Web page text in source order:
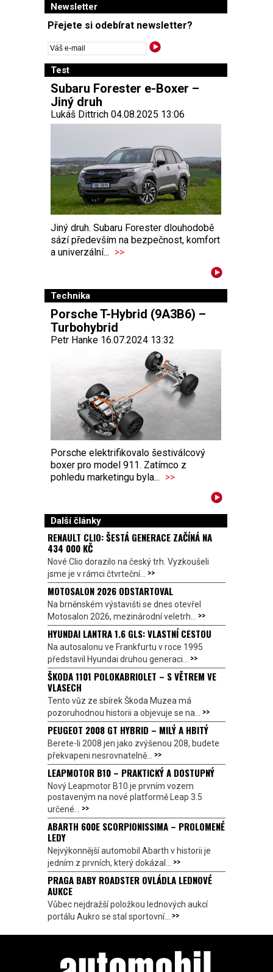
Newsletter
Přejete si odebírat newsletter?
Test
Subaru Forester e-Boxer –
Jiný druh
Lukáš Dittrich 04.08.2025 13:06
Jiný druh. Subaru Forester dlouhodobě
sází především na bezpečnost, komfort
a univerzální... >>
Technika
Porsche T-Hybrid (9A3B6) –
Turbohybrid
Petr Hanke 16.07.2024 13:32
Porsche elektrifikovalo šestiválcový
boxer pro model 911. Zatímco z
pohledu marketingu byla... >>
Další články
RENAULT CLIO: ŠESTÁ GENERACE ZAČÍNÁ NA
434 000 KČ
Nové Clio dorazilo na český trh. Vyzkoušeli
jsme je v rámci čtvrteční... >>
MOTOSALON 2026 ODSTARTOVAL
Na brněnském výstavišti se dnes otevřel
Motosalon 2026, mezinárodní veletrh... >>
HYUNDAI LANTRA 1.6 GLS: VLASTNÍ CESTOU
Na autosalonu ve Frankfurtu v roce 1995
představil Hyundai druhou generaci... >>
ŠKODA 1101 POLOKABRIOLET – S VĚTREM VE
VLASECH
Tento vůz ze sbírek Škoda Muzea má
pozoruhodnou historii a objevuje se na... >>
PEUGEOT 2008 GT HYBRID – MILÝ A HBITÝ
Berete-li 2008 jen jako zvýšenou 208, budete
překvapeni nesrovnatelně... >>
LEAPMOTOR B10 – PRAKTICKÝ A DOSTUPNÝ
Nový Leapmotor B10 je prvním vozem
postaveným na nové platformě Leap 3.5
určené... >>
ABARTH 600E SCORPIONISSIMA – PROLOMENÉ
LEDY
Nejvýkonnější automobil Abarth v historii je
jedním z prvních, který dokázal... >>
PRAGA BABY ROADSTER OVLÁDLA LEDNOVÉ
AUKCE
Vůbec nejdražší položkou lednových aukcí
portálu Aukro se stal sportovní... >>